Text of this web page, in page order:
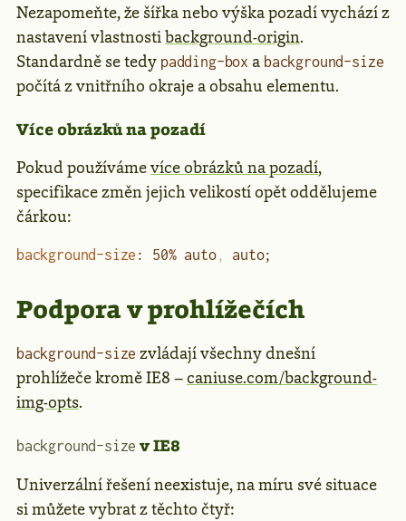
Nezapomeňte, že šířka nebo výška pozadí vychází z
nastavení vlastnostibackground-origin.
Standardně se tedy padding-box a background-size
počítá z vnitřního okraje a obsahu elementu.
Více obrázků na pozadí
Pokud používámevíce obrázků na pozadí,
specifikace změn jejich velikostí opět oddělujeme
čárkou:
background-size : 50% auto, auto;
Podpora v prohlížečích
background-size zvládají všechny dnešní
prohlížeče kromě IE8 –caniuse.com/background-
img-opts.
background-size v IE8
Univerzální řešení neexistuje, na míru své situace
si můžete vybrat z těchto čtyř: